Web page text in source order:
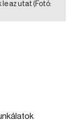
le az utat (Fotó: